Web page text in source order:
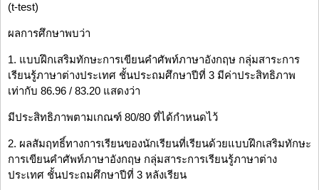
(t-test)
ผลการศึกษาพบว่า
1. แบบฝึกเสริมทักษะการเขียนคำศัพท์ภาษาอังกฤษ กลุ่มสาระการ
เรียนรู้ภาษาต่างประเทศ ชั้นประถมศึกษาปีที่ 3 มีค่าประสิทธิภาพ
เท่ากับ 86.96 / 83.20 แสดงว่า
มีประสิทธิภาพตามเกณฑ์ 80/80 ที่ได้กำหนดไว้
2. ผลสัมฤทธิ์ทางการเรียนของนักเรียนที่เรียนด้วยแบบฝึกเสริมทักษะ
การเขียนคำศัพท์ภาษาอังกฤษ กลุ่มสาระการเรียนรู้ภาษาต่าง
ประเทศ ชั้นประถมศึกษาปีที่ 3 หลังเรียน